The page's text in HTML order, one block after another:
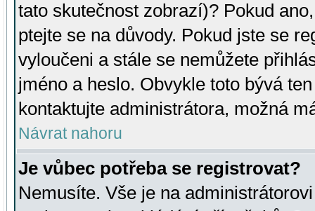
tato skutečnost zobrazí)? Pokud
ptejte se na důvody. Pokud jste se
vyloučeni a stále se nemůžete
jméno a heslo. Obvykle toto bývá
kontaktujte administrátora, možná
Návrat nahoru
Je vůbec potřeba se registrovat?
Nemusíte. Vše je na